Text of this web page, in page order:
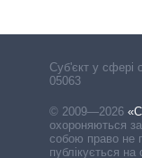
Cуб'єкт у сфері
05063
© 2009—2026
охороняються
собою право не
публікується на